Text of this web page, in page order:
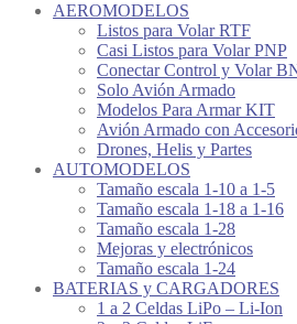
AEROMODELOS
Listos para Volar RTF
Casi Listos para Volar PNP
Conectar Control y Volar
Solo Avión Armado
Modelos Para Armar KIT
Avión Armado con
Drones, Helis y Partes
AUTOMODELOS
Tamaño escala 1-10 a 1-5
Tamaño escala 1-18 a 1-16
Tamaño escala 1-28
Mejoras y electrónicos
Tamaño escala 1-24
BATERIAS y CARGADORES
1 a 2 Celdas LiPo – Li-Ion